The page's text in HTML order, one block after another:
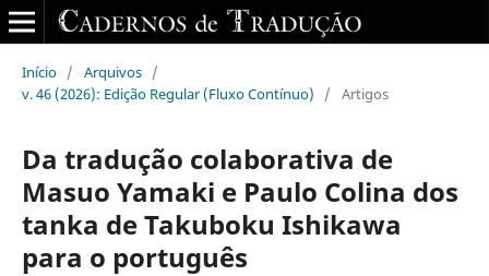
Início / Arquivos /
v. 46 (2026): Edição Regular (Fluxo Contínuo)
/ Artigos
Da tradução colaborativa de
Masuo Yamaki e Paulo Colina dos
tanka de Takuboku Ishikawa
para o português